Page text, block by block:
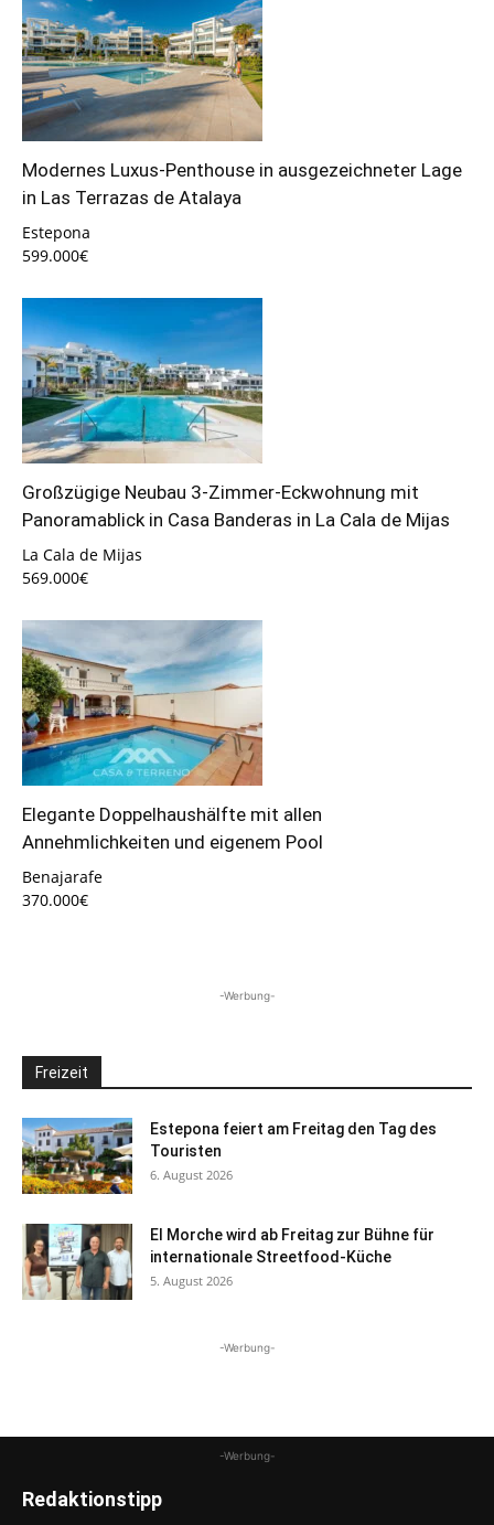
Modernes Luxus-Penthouse in ausgezeichneter Lage
in Las Terrazas de Atalaya
Estepona
599.000€
Großzügige Neubau 3-Zimmer-Eckwohnung mit
Panoramablick in Casa Banderas in La Cala de Mijas
La Cala de Mijas
569.000€
Elegante Doppelhaushälfte mit allen
Annehmlichkeiten und eigenem Pool
Benajarafe
370.000€
-Werbung-
Freizeit
Estepona feiert am Freitag den Tag des
Touristen
6. August 2026
El Morche wird ab Freitag zur Bühne für
internationale Streetfood-Küche
5. August 2026
-Werbung-
-Werbung-
Redaktionstipp